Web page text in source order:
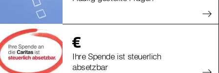
Ihre Spende ist steuerlich
absetzbar